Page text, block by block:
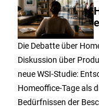
Die Debatte über
Diskussion über
neue WSI-Studie:
Homeoffice-Tage als
Bedürfnissen der